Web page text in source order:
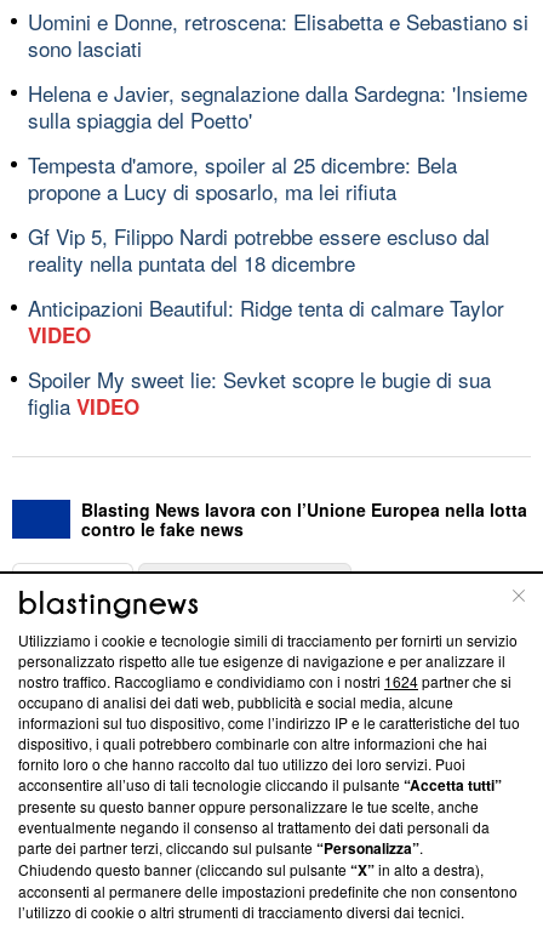
Uomini e Donne, retroscena: Elisabetta e Sebastiano si
sono lasciati
Helena e Javier, segnalazione dalla Sardegna: 'Insieme
sulla spiaggia del Poetto'
Tempesta d'amore, spoiler al 25 dicembre: Bela
propone a Lucy di sposarlo, ma lei rifiuta
Gf Vip 5, Filippo Nardi potrebbe essere escluso dal
reality nella puntata del 18 dicembre
Anticipazioni Beautiful: Ridge tenta di calmare Taylor
VIDEO
Spoiler My sweet lie: Sevket scopre le bugie di sua
figlia VIDEO
Blasting News lavora con l’Unione Europea nella lotta
contro le fake news
ABOUT
Questa sezione offre informazioni trasparenti su Blasting
News, sui nostri processi editoriali e su come ci impegniamo a
creare news di qualità. Inoltre, afferma la nostra aderenza a
‘Trust Project - News with Integrity’Blasting News non è
ancora membro del programma, ma ha richiesto di farne
parte; Trust Project non ha ancora effettuato una verifica di
conformità agli standard.
Su di noi
Team editoriale
Utilizziamo i cookie e tecnologie simili di tracciamento per fornirti un servizio
personalizzato rispetto alle tue esigenze di navigazione e per analizzare il
nostro traffico. Raccogliamo e condividiamo con i nostri 1624partner che si
occupano di analisi dei dati web, pubblicità e social media, alcune
informazioni sul tuo dispositivo, come l’indirizzo IP e le caratteristiche del tuo
dispositivo, i quali potrebbero combinarle con altre informazioni che hai
fornito loro o che hanno raccolto dal tuo utilizzo dei loro servizi. Puoi
acconsentire all’uso di tali tecnologie cliccando il pulsante“Accetta tutti”
presente su questo banner oppure personalizzare le tue scelte, anche
eventualmente negando il consenso al trattamento dei dati personali da
parte dei partner terzi, cliccando sul pulsante“Personalizza”.
Chiudendo questo banner (cliccando sul pulsante“X”in alto a destra),
acconsenti al permanere delle impostazioni predefinite che non consentono
l’utilizzo di cookie o altri strumenti di tracciamento diversi dai tecnici.